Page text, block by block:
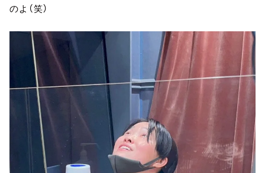
のよ（笑）